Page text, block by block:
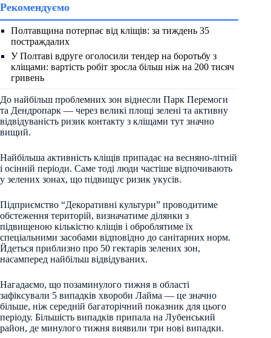
Рекомендуємо
Полтавщина потерпає від кліщів: за тиждень 35
постраждалих
У Полтаві вдруге оголосили тендер на боротьбу з
кліщами: вартість робіт зросла більш ніж на 200 тисяч
гривень
До найбільш проблемних зон віднесли Парк Перемоги
та Дендропарк — через великі площі зелені та активну
відвідуваність ризик контакту з кліщами тут значно
вищий.
Найбільша активність кліщів припадає на весняно-літній
і осінній періоди. Саме тоді люди частіше відпочивають
у зелених зонах, що підвищує ризик укусів.
Підприємство “Декоративні культури” проводитиме
обстеження територій, визначатиме ділянки з
підвищеною кількістю кліщів і оброблятиме їх
спеціальними засобами відповідно до санітарних норм.
Йдеться приблизно про 50 гектарів зелених зон,
насамперед найбільш відвідуваних.
Нагадаємо, що позаминулого тижня в області
зафіксували 5 випадків хвороби Лайма — це значно
більше, ніж середній багаторічний показник для цього
періоду. Більшість випадків припала на Лубенський
район, де минулого тижня виявили три нові випадки.